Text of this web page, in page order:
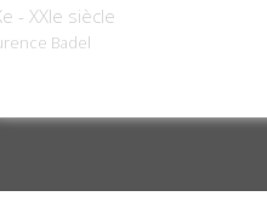
- XXIe siècle
Badel